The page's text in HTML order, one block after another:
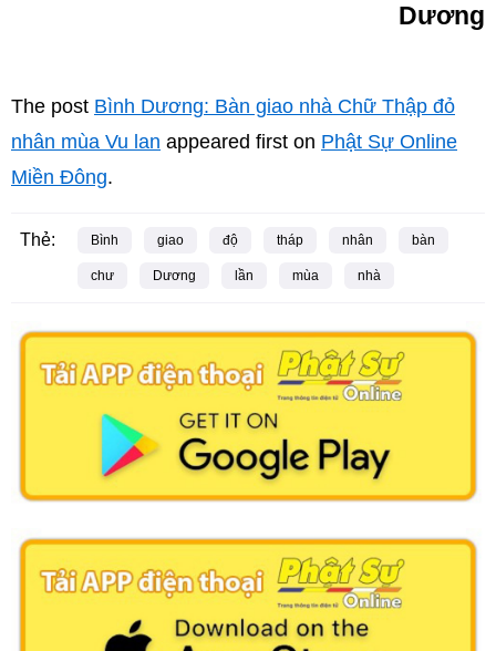
Dương
The post Bình Dương: Bàn giao nhà Chữ Thập đỏ
nhân mùa Vu lan appeared first on Phật Sự Online
Miền Đông.
Thẻ: Bình giao độ tháp nhân bàn
chư Dương lần mùa nhà